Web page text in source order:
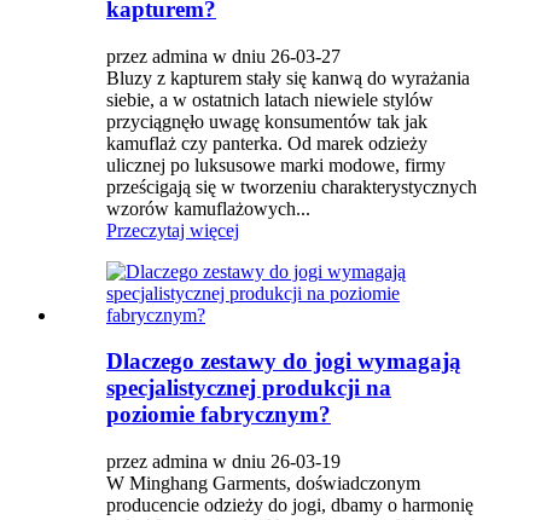
kapturem?
przez admina w dniu 26-03-27
Bluzy z kapturem stały się kanwą do wyrażania
siebie, a w ostatnich latach niewiele stylów
przyciągnęło uwagę konsumentów tak jak
kamuflaż czy panterka. Od marek odzieży
ulicznej po luksusowe marki modowe, firmy
prześcigają się w tworzeniu charakterystycznych
wzorów kamuflażowych...
Przeczytaj więcej
Dlaczego zestawy do jogi wymagają
specjalistycznej produkcji na
poziomie fabrycznym?
przez admina w dniu 26-03-19
W Minghang Garments, doświadczonym
producencie odzieży do jogi, dbamy o harmonię